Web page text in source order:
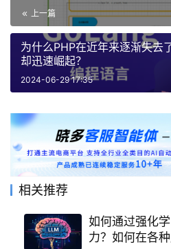
上一篇
为什么PHP在近年来逐渐失去
却迅速崛起？
2024-06-29 17:35
相关推荐
如何通过强化
力？如何在各